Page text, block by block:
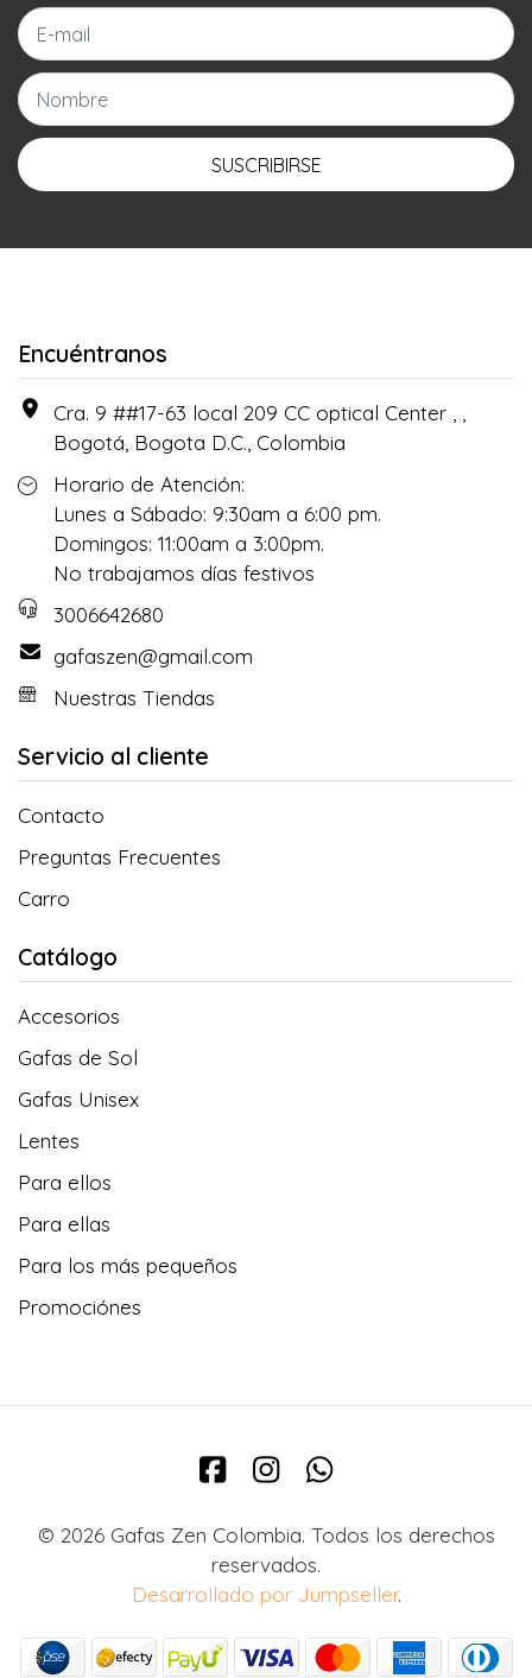
SUSCRIBIRSE
Encuéntranos
Cra. 9 ##17-63 local 209 CC optical Center , ,
Bogotá, Bogota D.C., Colombia
Horario de Atención:
Lunes a Sábado: 9:30am a 6:00 pm.
Domingos: 11:00am a 3:00pm.
No trabajamos días festivos
3006642680
gafaszen@gmail.com
Nuestras Tiendas
Servicio al cliente
Contacto
Preguntas Frecuentes
Carro
Catálogo
Accesorios
Gafas de Sol
Gafas Unisex
Lentes
Para ellos
Para ellas
Para los más pequeños
Promociónes
© 2026 Gafas Zen Colombia. Todos los derechos
reservados.
Desarrollado por Jumpseller.